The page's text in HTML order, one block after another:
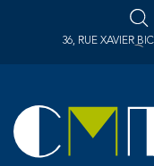
36, RUE XAVIER